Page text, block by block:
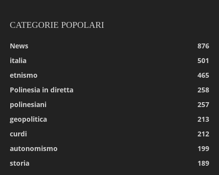
CATEGORIE POPOLARI
News
876
italia
501
etnismo
465
Polinesia in diretta
258
polinesiani
257
geopolitica
213
curdi
212
autonomismo
199
storia
189